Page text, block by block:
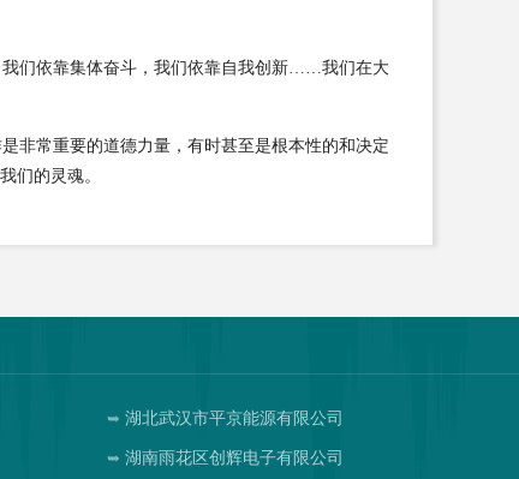
我们依靠集体奋斗，我们依靠自我创新……我们在大
非常重要的道德力量，有时甚至是根本性的和决定
们的灵魂。
湖北武汉市平京能源有限公司
湖南雨花区创辉电子有限公司